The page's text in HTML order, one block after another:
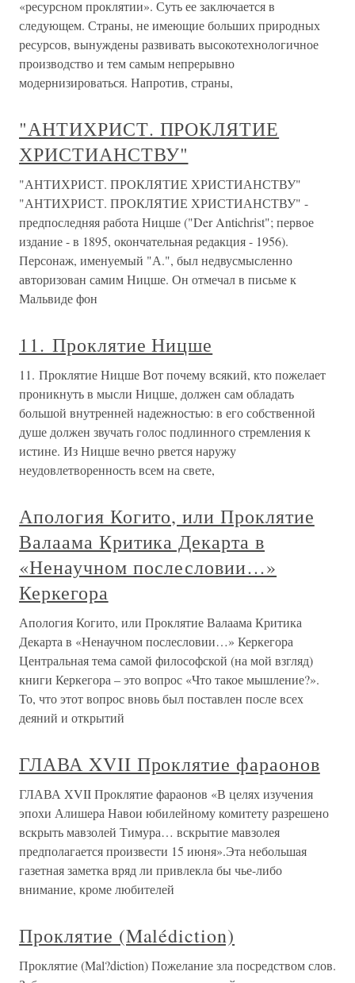
«ресурсном проклятии». Суть ее заключается в
следующем. Страны, не имеющие больших природных
ресурсов, вынуждены развивать высокотехнологичное
производство и тем самым непрерывно
модернизироваться. Напротив, страны,
"АНТИХРИСТ. ПРОКЛЯТИЕ
ХРИСТИАНСТВУ"
"АНТИХРИСТ. ПРОКЛЯТИЕ ХРИСТИАНСТВУ"
"АНТИХРИСТ. ПРОКЛЯТИЕ ХРИСТИАНСТВУ" -
предпоследняя работа Ницше ("Der Antichrist"; первое
издание - в 1895, окончательная редакция - 1956).
Персонаж, именуемый "А.", был недвусмысленно
авторизован самим Ницше. Он отмечал в письме к
Мальвиде фон
11. Проклятие Ницше
11. Проклятие Ницше Вот почему всякий, кто пожелает
проникнуть в мысли Ницше, должен сам обладать
большой внутренней надежностью: в его собственной
душе должен звучать голос подлинного стремления к
истине. Из Ницше вечно рвется наружу
неудовлетворенность всем на свете,
Апология Когито, или Проклятие
Валаама Критика Декарта в
«Ненаучном послесловии…»
Керкегора
Апология Когито, или Проклятие Валаама Критика
Декарта в «Ненаучном послесловии…» Керкегора
Центральная тема самой философской (на мой взгляд)
книги Керкегора – это вопрос «Что такое мышление?».
То, что этот вопрос вновь был поставлен после всех
деяний и открытий
ГЛАВА XVII Проклятие фараонов
ГЛАВА XVII Проклятие фараонов «В целях изучения
эпохи Алишера Навои юбилейному комитету разрешено
вскрыть мавзолей Тимура… вскрытие мавзолея
предполагается произвести 15 июня».Эта небольшая
газетная заметка вряд ли привлекла бы чье-либо
внимание, кроме любителей
Проклятие (Malédiction)
Проклятие (Mal?diction) Пожелание зла посредством слов.